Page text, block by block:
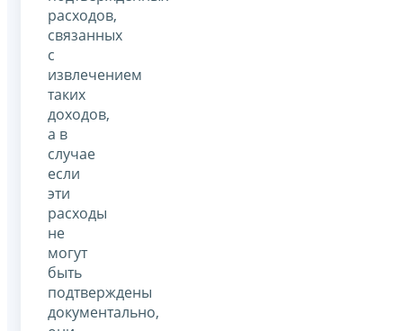
расходов,
связанных
с
извлечением
таких
доходов,
а в
случае
если
эти
расходы
не
могут
быть
подтверждены
документально,